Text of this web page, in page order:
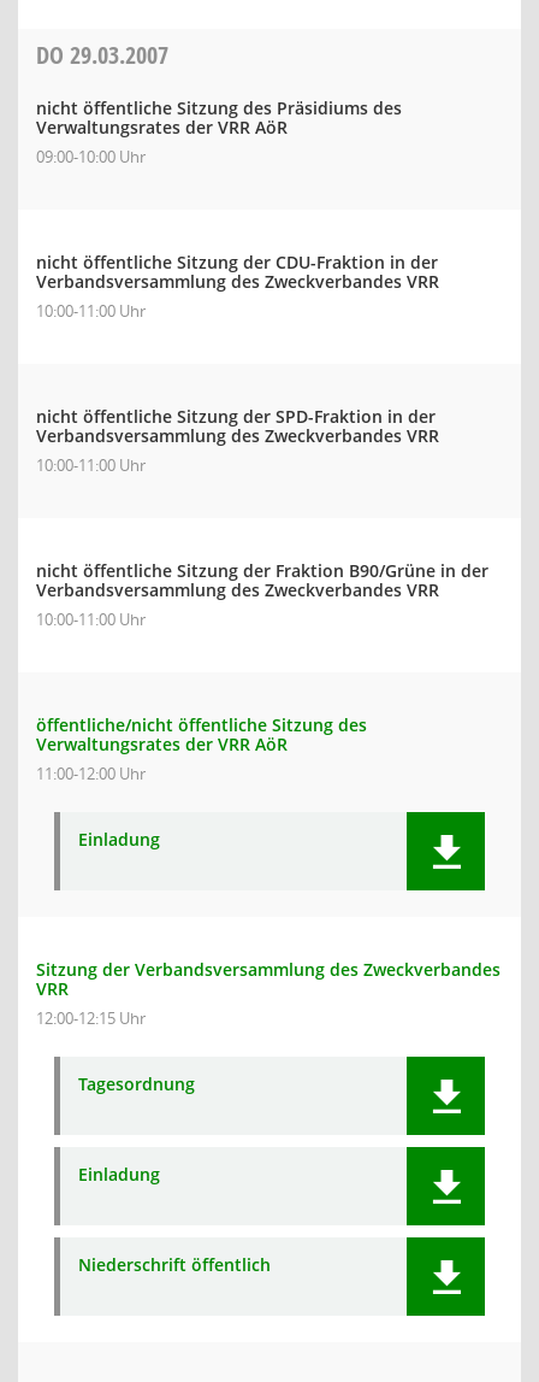
DO 29.03.2007
nicht öffentliche Sitzung des Präsidiums des
Verwaltungsrates der VRR AöR
09:00-10:00 Uhr
nicht öffentliche Sitzung der CDU-Fraktion in der
Verbandsversammlung des Zweckverbandes VRR
10:00-11:00 Uhr
nicht öffentliche Sitzung der SPD-Fraktion in der
Verbandsversammlung des Zweckverbandes VRR
10:00-11:00 Uhr
nicht öffentliche Sitzung der Fraktion B90/Grüne in der
Verbandsversammlung des Zweckverbandes VRR
10:00-11:00 Uhr
öffentliche/nicht öffentliche Sitzung des
Verwaltungsrates der VRR AöR
11:00-12:00 Uhr
Einladung
Sitzung der Verbandsversammlung des Zweckverbandes
VRR
12:00-12:15 Uhr
Tagesordnung
Einladung
Niederschrift öffentlich